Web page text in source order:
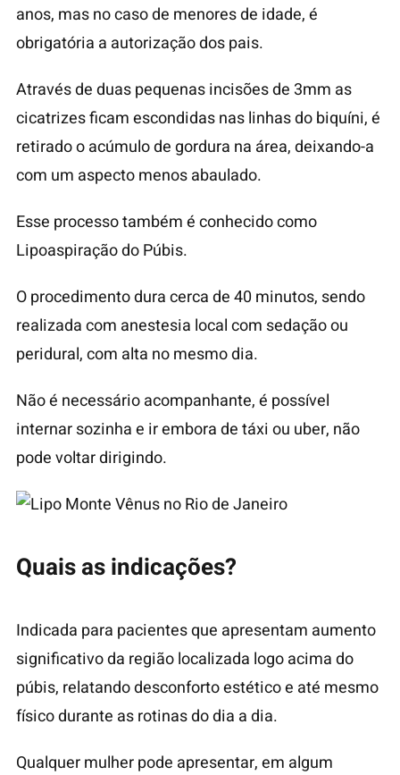
anos, mas no caso de menores de idade, é
obrigatória a autorização dos pais.
Através de duas pequenas incisões de 3mm as
cicatrizes ficam escondidas nas linhas do biquíni, é
retirado o acúmulo de gordura na área, deixando-a
com um aspecto menos abaulado.
Esse processo também é conhecido como
Lipoaspiração do Púbis.
O procedimento dura cerca de 40 minutos, sendo
realizada com anestesia local com sedação ou
peridural, com alta no mesmo dia.
Não é necessário acompanhante, é possível
internar sozinha e ir embora de táxi ou uber, não
pode voltar dirigindo.
Quais as indicações?
Indicada para pacientes que apresentam aumento
significativo da região localizada logo acima do
púbis, relatando desconforto estético e até mesmo
físico durante as rotinas do dia a dia.
Qualquer mulher pode apresentar, em algum